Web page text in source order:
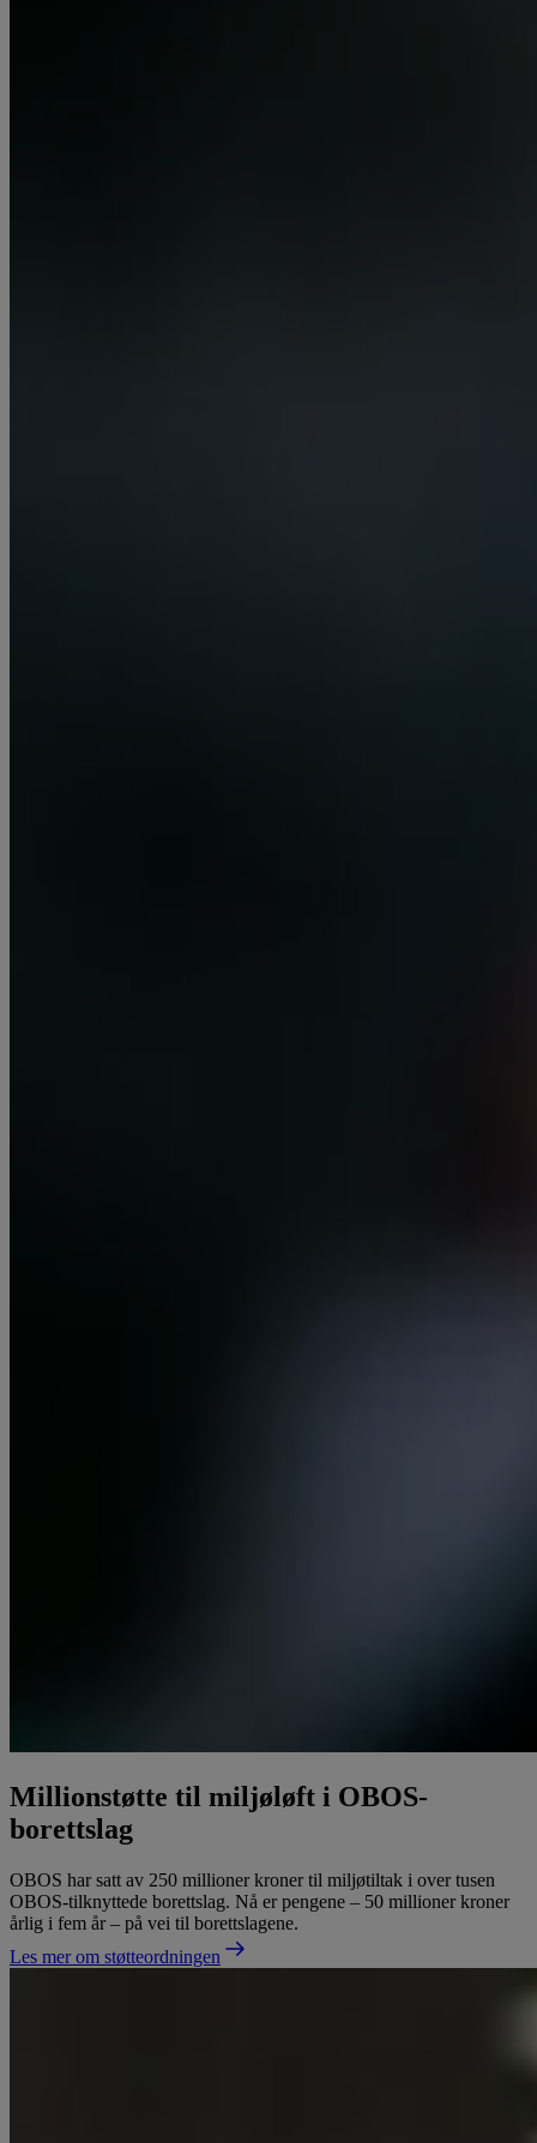
Millionstøtte til miljøløft i OBOS-
borettslag
OBOS har satt av 250 millioner kroner til miljøtiltak i over tusen
OBOS-tilknyttede borettslag. Nå er pengene – 50 millioner kroner
årlig i fem år – på vei til borettslagene.
Les mer om støtteordningen